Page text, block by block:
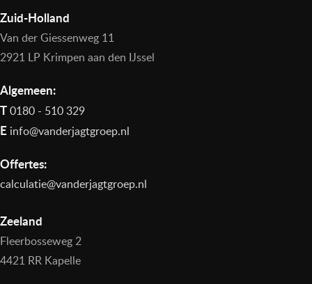
Zuid-Holland
Van der Giessenweg 11
2921 LP Krimpen aan den IJssel
Algemeen:
T0180 - 510 329
E info@vanderjagtgroep.nl
Offertes:
calculatie@vanderjagtgroep.nl
Zeeland
Fleerbosseweg 2
4421 RR Kapelle